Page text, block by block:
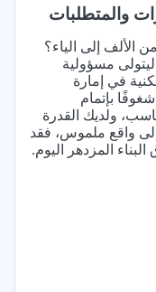
والمتطلبات
الألف إلى الياء؟
مسؤولية
في إمارة
بإتمام
ولديك القدرة
واقع ملموس، فقد
المزدهر اليوم.